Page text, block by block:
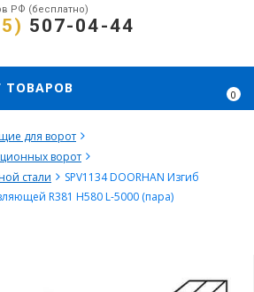
РФ (бесплатно)
507-04-44
0
ТОВАРОВ
для ворот
ворот
стали
SPV1134 DOORHAN Изгиб
R381 H580 L-5000 (пара)